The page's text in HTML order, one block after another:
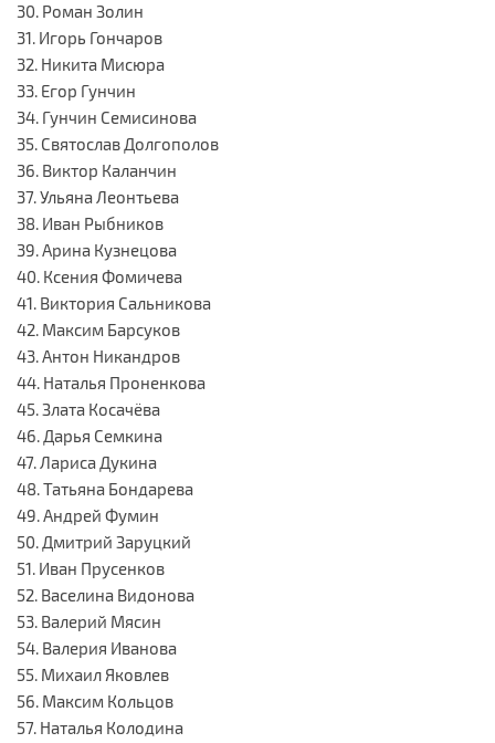
30. Роман Золин
31. Игорь Гончаров
32. Никита Мисюра
33. Егор Гунчин
34. Гунчин Семисинова
35. Святослав Долгополов
36. Виктор Каланчин
37. Ульяна Леонтьева
38. Иван Рыбников
39. Арина Кузнецова
40. Ксения Фомичева
41. Виктория Сальникова
42. Максим Барсуков
43. Антон Никандров
44. Наталья Проненкова
45. Злата Косачёва
46. Дарья Семкина
47. Лариса Дукина
48. Татьяна Бондарева
49. Андрей Фумин
50. Дмитрий Заруцкий
51. Иван Прусенков
52. Васелина Видонова
53. Валерий Мясин
54. Валерия Иванова
55. Михаил Яковлев
56. Максим Кольцов
57. Наталья Колодина